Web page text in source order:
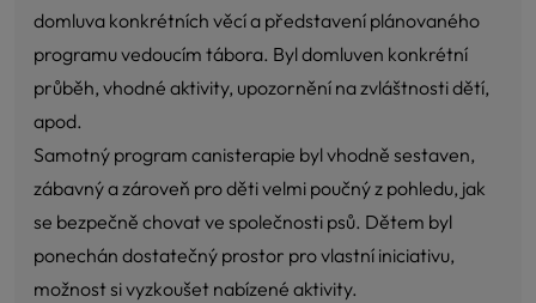
domluva konkrétních věcí a představení plánovaného
programu vedoucím tábora. Byl domluven konkrétní
průběh, vhodné aktivity, upozornění na zvláštnosti dětí,
apod.
Samotný program canisterapie byl vhodně sestaven,
zábavný a zároveň pro děti velmi poučný z pohledu, jak
se bezpečně chovat ve společnosti psů. Dětem byl
ponechán dostatečný prostor pro vlastní iniciativu,
možnost si vyzkoušet nabízené aktivity.